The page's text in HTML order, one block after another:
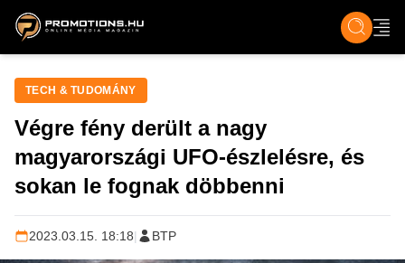
ZENE, FILM & KULT ÉLET TECH &
TECH & TUDOMÁNY
Végre fény derült a nagy
magyarországi UFO-észlelésre, és
sokan le fognak döbbenni
2023.03.15. 18:18| BTP